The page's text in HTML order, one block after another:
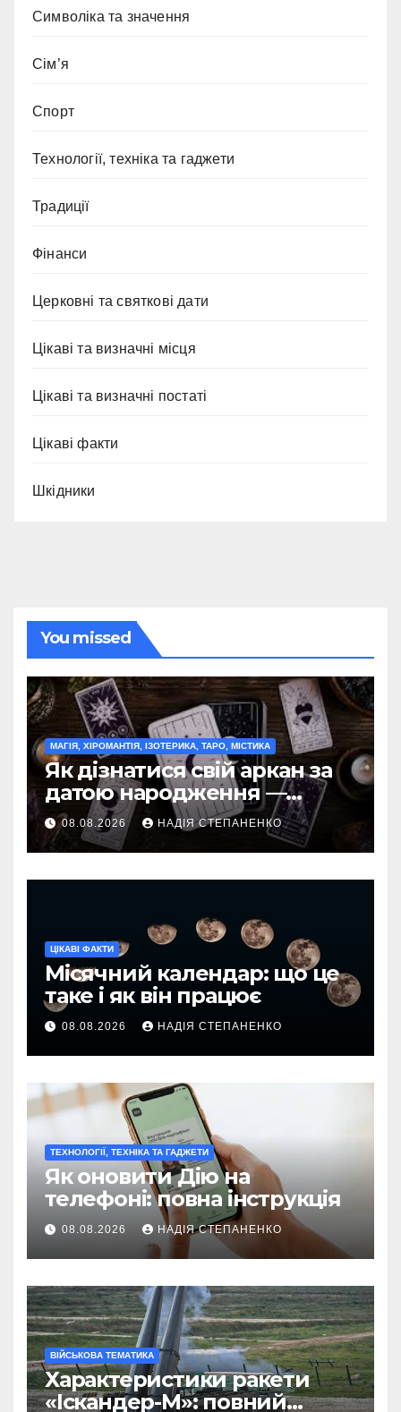
Символіка та значення
Сім’я
Спорт
Технології, техніка та гаджети
Традиції
Фінанси
Церковні та святкові дати
Цікаві та визначні місця
Цікаві та визначні постаті
Цікаві факти
Шкідники
You missed
МАГІЯ, ХІРОМАНТІЯ, ІЗОТЕРИКА, ТАРО, МІСТИКА
Як дізнатися свій аркан за
датою народження —
повний гід
08.08.2026 НАДІЯ СТЕПАНЕНКО
ЦІКАВІ ФАКТИ
Місячний календар: що це
таке і як він працює
08.08.2026 НАДІЯ СТЕПАНЕНКО
ТЕХНОЛОГІЇ, ТЕХНІКА ТА ГАДЖЕТИ
Як оновити Дію на
телефоні: повна інструкція
08.08.2026 НАДІЯ СТЕПАНЕНКО
ВІЙСЬКОВА ТЕМАТИКА
Характеристики ракети
«Іскандер-М»: повний